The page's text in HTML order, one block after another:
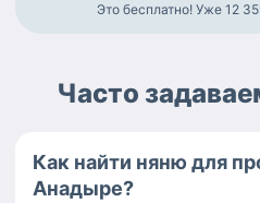
Это бесплатно! Уже 12
Часто
Как найти няню для
Анадыре?